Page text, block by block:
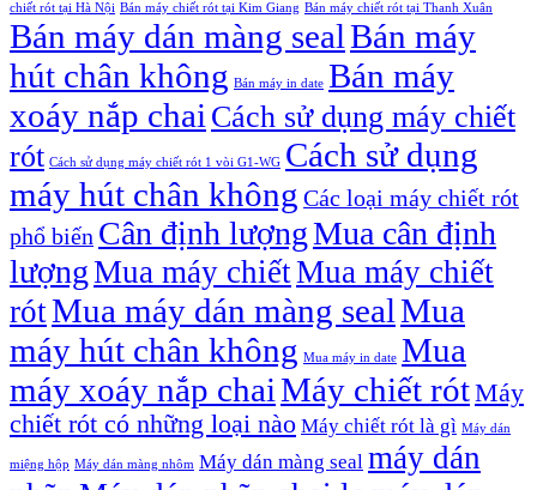
chiết rót tại Hà Nội Bán máy chiết rót tại Kim Giang Bán máy chiết rót tại Thanh Xuân
Bán máy dán màng sealBán máy
hút chân không Bán máy in date Bán máy
xoáy nắp chai Cách sử dụng máy chiết
rót Cách sử dụng máy chiết rót 1 vòi G1-WG Cách sử dụng
máy hút chân không Các loại máy chiết rót
phổ biến Cân định lượngMua cân định
lượngMua máy chiếtMua máy chiết
rótMua máy dán màng sealMua
máy hút chân không Mua máy in date Mua
máy xoáy nắp chaiMáy chiết rótMáy
chiết rót có những loại nào Máy chiết rót là gì Máy dán
miệng hộp Máy dán màng nhôm Máy dán màng seal máy dán